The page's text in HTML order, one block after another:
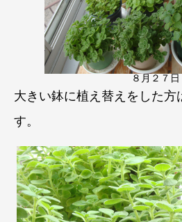
８月２７日
大きい鉢に植え替えをした方
す。